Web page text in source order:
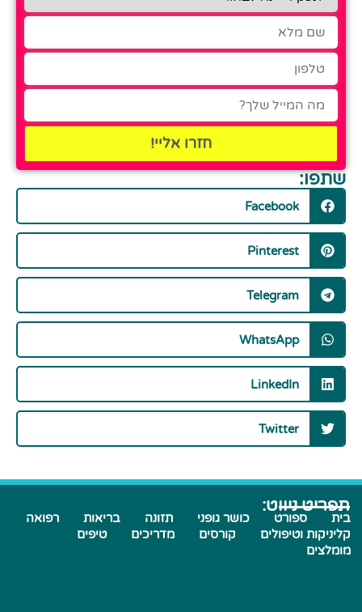
חזרו אליי!
שתפו:
Facebook
Pinterest
Telegram
WhatsApp
LinkedIn
Twitter
תפריט ניווט:
בית ספורט כושר גופני תזונה בריאות
רפואה
קליניקות וטיפולים
קורסים מדריכים
טיפים
מומלצים